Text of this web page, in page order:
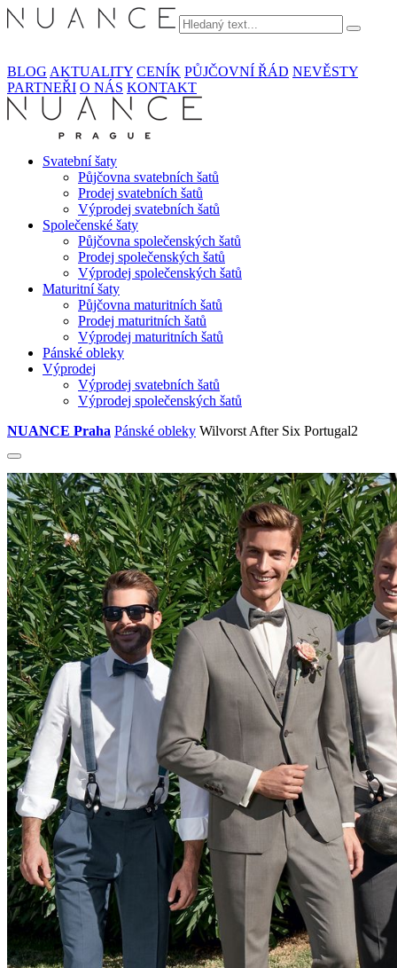
BLOG AKTUALITY CENÍK PŮJČOVNÍ ŘÁD NEVĚSTY
PARTNEŘI O NÁS KONTAKT
Svatební šaty
Půjčovna svatebních šatů
Prodej svatebních šatů
Výprodej svatebních šatů
Společenské šaty
Půjčovna společenských šatů
Prodej společenských šatů
Výprodej společenských šatů
Maturitní šaty
Půjčovna maturitních šatů
Prodej maturitních šatů
Výprodej maturitních šatů
Pánské obleky
Výprodej
Výprodej svatebních šatů
Výprodej společenských šatů
NUANCE Praha Pánské obleky Wilvorst After Six Portugal2